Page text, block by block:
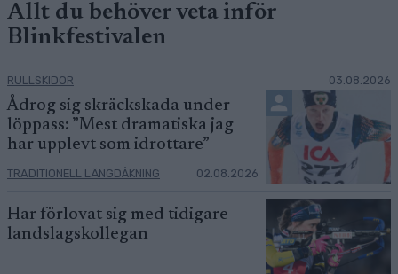
Allt du behöver veta inför
Blinkfestivalen
RULLSKIDOR 03.08.2026
Ådrog sig skräckskada under
löppass: ”Mest dramatiska jag
har upplevt som idrottare”
TRADITIONELL LÄNGDÅKNING 02.08.2026
Har förlovat sig med tidigare
landslagskollegan